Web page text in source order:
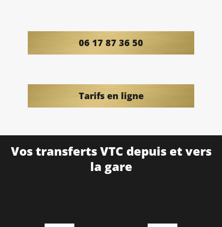
06 17 87 36 50
Tarifs en ligne
Vos transferts VTC depuis et vers
la gare